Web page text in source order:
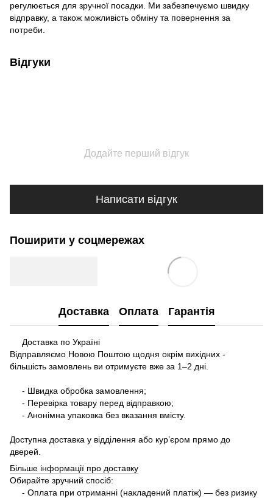
регулюється для зручної посадки. Ми забезпечуємо швидку
відправку, а також можливість обміну та повернення за
потреби.
Відгуки
Додайте перший відгук
Написати відгук
Поширити у соцмережах
Доставка Оплата Гарантія
Доставка по Україні
Відправляємо Новою Поштою щодня окрім вихідних -
більшість замовлень ви отримуєте вже за 1–2 дні.
- Швидка обробка замовлення;
- Перевірка товару перед відправкою;
- Анонімна упаковка без вказання вмісту.
Доступна доставка у відділення або кур’єром прямо до
дверей.
Більше інформації про доставку
Обирайте зручний спосіб:
- Оплата при отриманні (накладений платіж) — без ризику